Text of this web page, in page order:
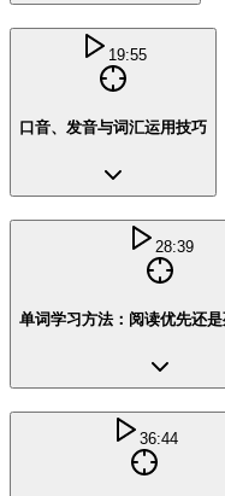
19:55
口音、发音与词汇运用技巧
28:39
单词学习方法：阅读优先还是
36:44